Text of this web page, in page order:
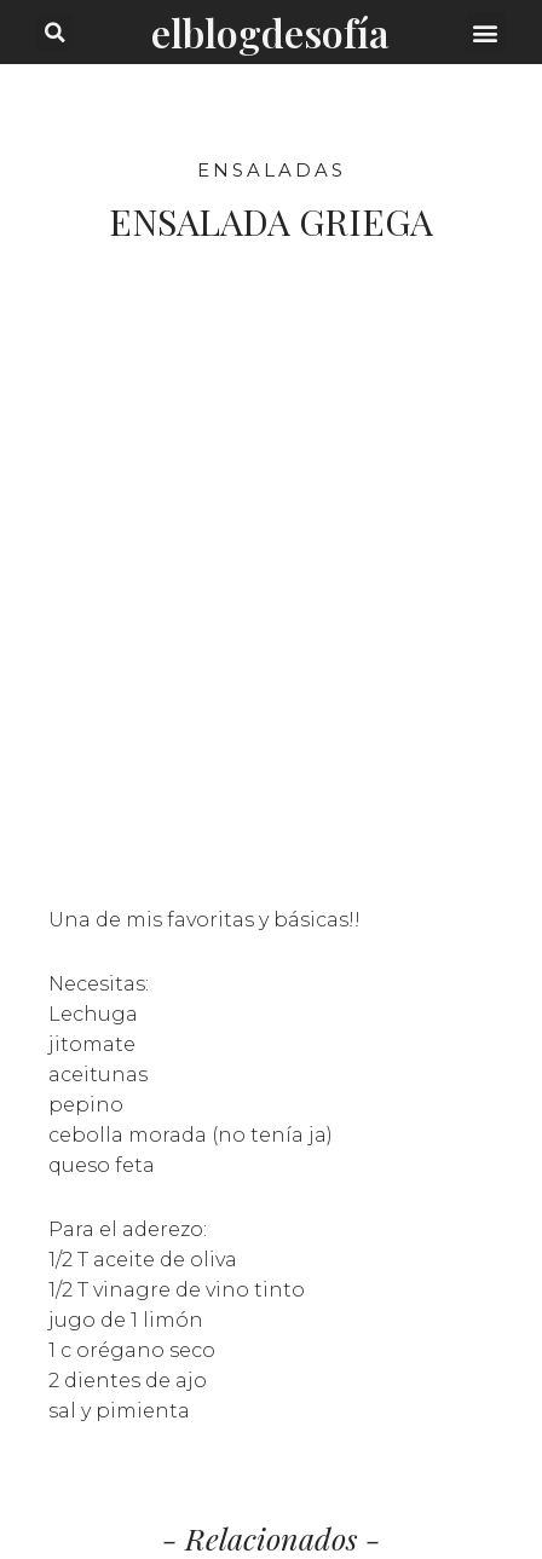
elblogdesofía
ENSALADAS
ENSALADA GRIEGA
Una de mis favoritas y básicas!!
Necesitas:
Lechuga
jitomate
aceitunas
pepino
cebolla morada (no tenía ja)
queso feta
Para el aderezo:
1/2 T aceite de oliva
1/2 T vinagre de vino tinto
jugo de 1 limón
1 c orégano seco
2 dientes de ajo
sal y pimienta
- Relacionados -